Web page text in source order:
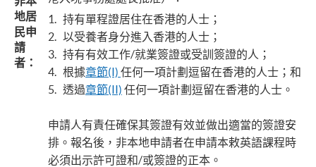
地居
民申
請
者：
1. 持有單程證居住在香港的人士；
2. 以受養者身分進入香港的人士；
3. 持有有效工作/就業簽證或受訓簽證的人；
4. 根據章節(I) 任何一項計劃逗留在香港的人士；和
5. 透過章節(II) 任何一項計劃逗留在香港的人士。
申請人有責任確保其簽證有效並做出適當的簽證安
排。報名後，非本地申請者在申請本敕英語課程時
必須出示許可證和/或簽證的正本。